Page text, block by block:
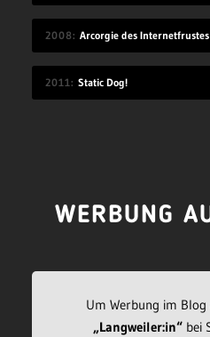
2008 Arcorgie des Internetfrustes
2011 Static Dog!
WERBUNG
Um Werbung im
„Langweiler:in“bei